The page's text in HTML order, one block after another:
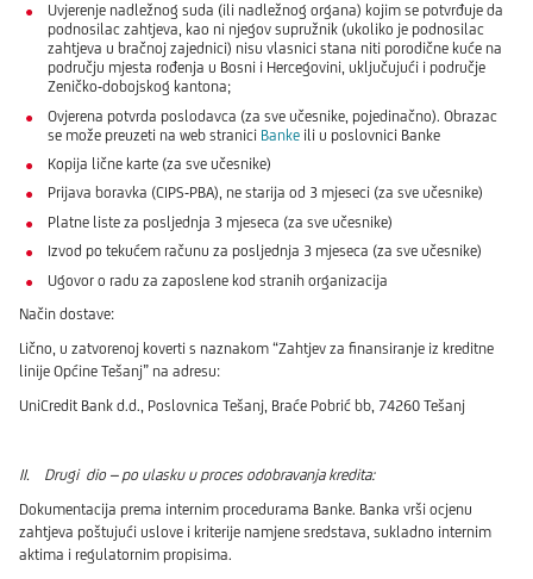
Uvjerenje nadležnog suda (ili nadležnog organa) kojim se potvrđuje da
podnosilac zahtjeva, kao ni njegov supružnik (ukoliko je podnosilac
zahtjeva u bračnoj zajednici) nisu vlasnici stana niti porodične kuće na
području mjesta rođenja u Bosni i Hercegovini, uključujući i područje
Zeničko-dobojskog kantona;
Ovjerena potvrda poslodavca (za sve učesnike, pojedinačno). Obrazac
se može preuzeti na web stranici Banke ili u poslovnici Banke
Kopija lične karte (za sve učesnike)
Prijava boravka (CIPS-PBA), ne starija od 3 mjeseci (za sve učesnike)
Platne liste za posljednja 3 mjeseca (za sve učesnike)
Izvod po tekućem računu za posljednja 3 mjeseca (za sve učesnike)
Ugovor o radu za zaposlene kod stranih organizacija
Način dostave:
Lično, u zatvorenoj koverti s naznakom “Zahtjev za finansiranje iz kreditne
linije Općine Tešanj” na adresu:
UniCredit Bank d.d., Poslovnica Tešanj, Braće Pobrić bb, 74260 Tešanj
II. Drugi dio – po ulasku u proces odobravanja kredita:
Dokumentacija prema internim procedurama Banke. Banka vrši ocjenu
zahtjeva poštujući uslove i kriterije namjene sredstava, sukladno internim
aktima i regulatornim propisima.